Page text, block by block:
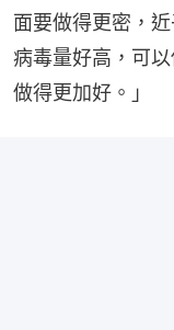
面要做得更密，
病毒量好高，可
做得更加好。」